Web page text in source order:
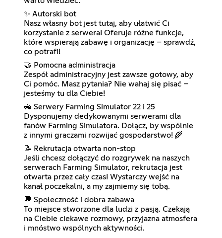
✨ Autorski bot
Nasz własny bot jest tutaj, aby ułatwić Ci
korzystanie z serwera! Oferuje różne funkcje,
które wspierają zabawę i organizację – sprawdź,
co potrafi!
🤝 Pomocna administracja
Zespół administracyjny jest zawsze gotowy, aby
Ci pomóc. Masz pytania? Nie wahaj się pisać –
jesteśmy tu dla Ciebie!
🚜 Serwery Farming Simulator 22 i 25
Dysponujemy dedykowanymi serwerami dla
fanów Farming Simulatora. Dołącz, by wspólnie
z innymi graczami rozwijać gospodarstwo! 🌾
📝 Rekrutacja otwarta non-stop
Jeśli chcesz dołączyć do rozgrywek na naszych
serwerach Farming Simulator, rekrutacja jest
otwarta przez cały czas! Wystarczy wejść na
kanał poczekalni, a my zajmiemy się tobą.
💬 Społeczność i dobra zabawa
To miejsce stworzone dla ludzi z pasją. Czekają
na Ciebie ciekawe rozmowy, przyjazna atmosfera
i mnóstwo wspólnych aktywności.